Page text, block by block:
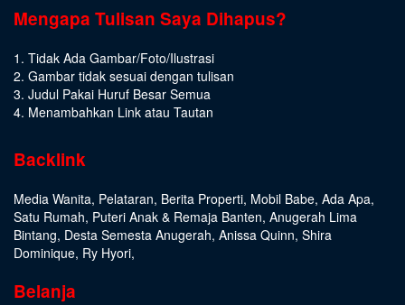
Mengapa Tulisan Saya Dihapus?
1. Tidak Ada Gambar/Foto/Ilustrasi
2. Gambar tidak sesuai dengan tulisan
3. Judul Pakai Huruf Besar Semua
4. Menambahkan Link atau Tautan
Backlink
Media Wanita, Pelataran, Berita Properti, Mobil Babe, Ada Apa,
Satu Rumah, Puteri Anak & Remaja Banten, Anugerah Lima
Bintang, Desta Semesta Anugerah, Anissa Quinn, Shira
Dominique, Ry Hyori,
Belanja